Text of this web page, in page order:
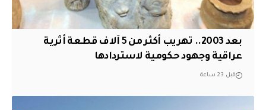
بعد 2003.. تهريب أكثر من 5 آلاف قطعة أثرية
عراقية وجهود حكومية لاستردادها
قبل 23 ساعة